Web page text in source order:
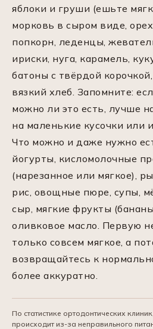
яблоки и груши (ешьте
морковь в сыром виде,
попкорн, леденцы,
ириски, нуга, карамель,
батоны с твёрдой
вязкий хлеб. Запомните:
можно ли это есть, лучше
на маленькие кусочки или
Что можно и даже нужно
йогурты, кисломолочные
(нарезанное или мягкое),
рис, овощные пюре, супы,
сыр, мягкие фрукты
оливковое масло. Первую
только совсем мягкое, а
возвращайтесь к
более аккуратно.
По статистике ортодонтических
происходит из-за неправильного